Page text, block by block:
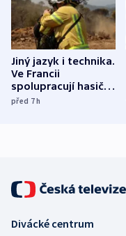
Jiný jazyk i technika.
Ve Francii
spolupracují hasiči z
různých zemí
před 7h
Divácké centrum